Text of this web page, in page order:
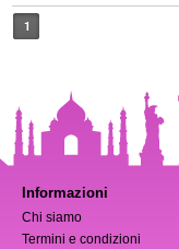
1
Informazioni
Chi siamo
Termini e condizioni